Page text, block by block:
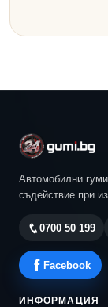
Автомобилни
съдействие при
0700 50 199
Facebook
ИНФОРМАЦИЯ